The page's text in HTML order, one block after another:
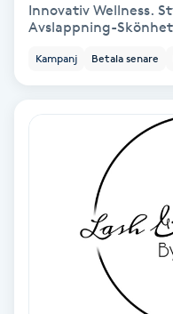
Fransförlängning Volym
Fransrengöring
Frekvensterapi
Friskvårdsmassage
Innovativ Wellness.
Avslappning-
Kampanj Betala senare